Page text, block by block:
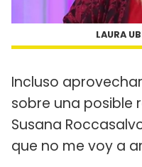
LAURA
Incluso
sobre una posible
Susana
que no me voy a